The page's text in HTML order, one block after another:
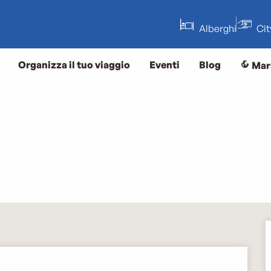
Alberghi
Organizza il tuo viaggio Eventi Blog